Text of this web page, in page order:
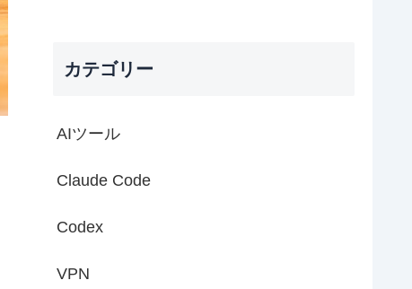
カテゴリー
AIツール
Claude Code
Codex
VPN